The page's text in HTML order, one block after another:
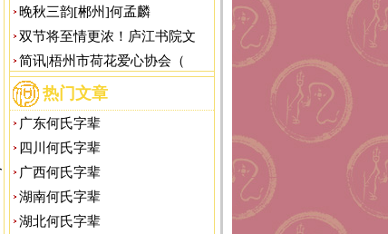
晚秋三韵[郴州]何孟麟
双节将至情更浓！庐江书院文
简讯|梧州市荷花爱心协会（
热门文章
广东何氏字辈
四川何氏字辈
广西何氏字辈
湖南何氏字辈
湖北何氏字辈